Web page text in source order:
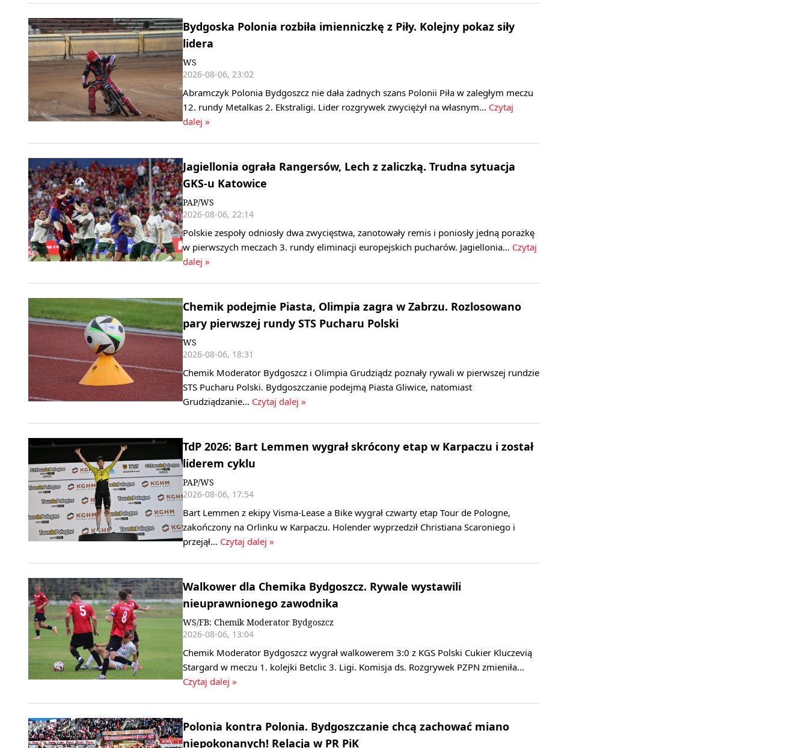
Bydgoska Polonia rozbiła imienniczkę z Piły. Kolejny pokaz siły
lidera
WS
2026-08-06, 23:02
Abramczyk Polonia Bydgoszcz nie dała żadnych szans Polonii Piła w zaległym meczu
12. rundy Metalkas 2. Ekstraligi. Lider rozgrywek zwyciężył na własnym… Czytaj
dalej »
Jagiellonia ograła Rangersów, Lech z zaliczką. Trudna sytuacja
GKS-u Katowice
PAP/WS
2026-08-06, 22:14
Polskie zespoły odniosły dwa zwycięstwa, zanotowały remis i poniosły jedną porażkę
w pierwszych meczach 3. rundy eliminacji europejskich pucharów. Jagiellonia… Czytaj
dalej »
Chemik podejmie Piasta, Olimpia zagra w Zabrzu. Rozlosowano
pary pierwszej rundy STS Pucharu Polski
WS
2026-08-06, 18:31
Chemik Moderator Bydgoszcz i Olimpia Grudziądz poznały rywali w pierwszej rundzie
STS Pucharu Polski. Bydgoszczanie podejmą Piasta Gliwice, natomiast
Grudziądzanie… Czytaj dalej »
TdP 2026: Bart Lemmen wygrał skrócony etap w Karpaczu i został
liderem cyklu
PAP/WS
2026-08-06, 17:54
Bart Lemmen z ekipy Visma-Lease a Bike wygrał czwarty etap Tour de Pologne,
zakończony na Orlinku w Karpaczu. Holender wyprzedził Christiana Scaroniego i
przejął… Czytaj dalej »
Walkower dla Chemika Bydgoszcz. Rywale wystawili
nieuprawnionego zawodnika
WS/FB: Chemik Moderator Bydgoszcz
2026-08-06, 13:04
Chemik Moderator Bydgoszcz wygrał walkowerem 3:0 z KGS Polski Cukier Kluczevią
Stargard w meczu 1. kolejki Betclic 3. Ligi. Komisja ds. Rozgrywek PZPN zmieniła…
Czytaj dalej »
Polonia kontra Polonia. Bydgoszczanie chcą zachować miano
niepokonanych! Relacja w PR PiK